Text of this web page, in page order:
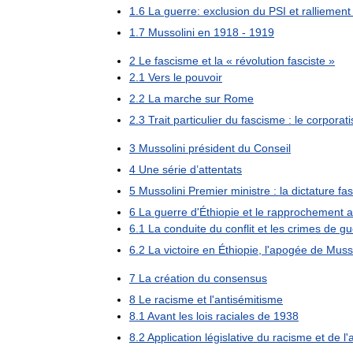
1 6 La guerre: exclusion du PSI et ralliement
1 7 Mussolini en 1918 - 1919
2 Le fascisme et la « révolution fasciste »
2 1 Vers le pouvoir
2 2 La marche sur Rome
2 3 Trait particulier du fascisme : le
3 Mussolini président du Conseil
4 Une série d’attentats
5 Mussolini Premier ministre : la dictature
6 La guerre d'Éthiopie et le rapprochement
6 1 La conduite du conflit et les crimes de
6 2 La victoire en Éthiopie l'apogée de
7 La création du consensus
8 Le racisme et l'antisémitisme
8 1 Avant les lois raciales de 1938
8 2 Application législative du racisme et de l'